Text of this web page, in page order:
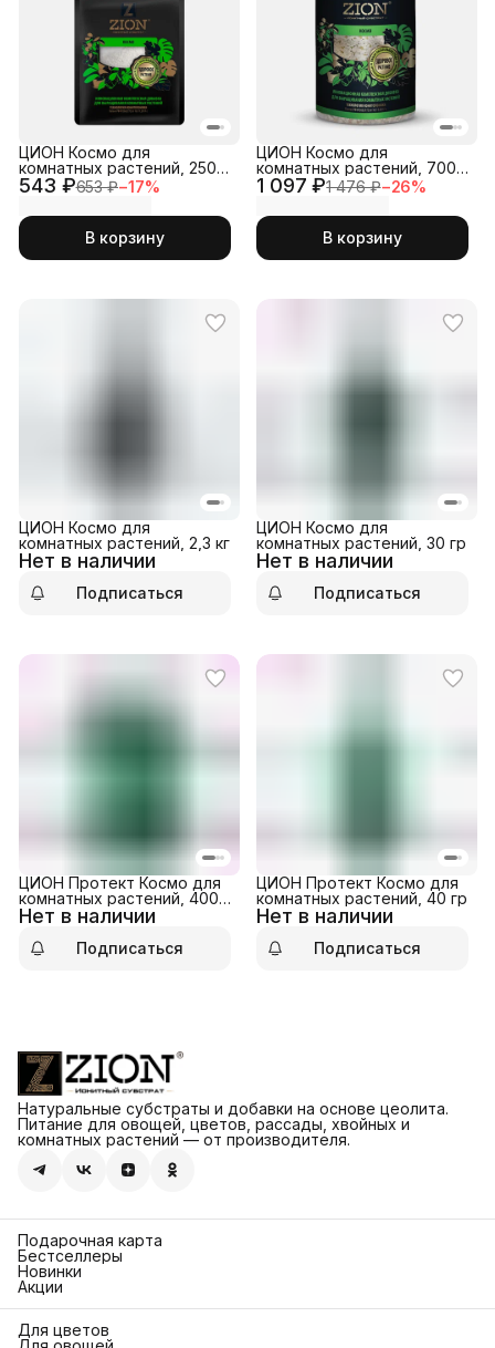
543 ₽653 ₽−17%
ЦИОН Космо для
комнатных растений, 250
гр
В корзину
1 097 ₽1 476 ₽−26%
ЦИОН Космо для
комнатных растений, 700
гр
В корзину
Нет в наличии
ЦИОН Космо для
комнатных растений, 2,3 кг
Подписаться
Нет в наличии
ЦИОН Космо для
комнатных растений, 30 гр
Подписаться
Нет в наличии
ЦИОН Протект Космо для
комнатных растений, 400
гр
Подписаться
Нет в наличии
ЦИОН Протект Космо для
комнатных растений, 40 гр
Подписаться
Натуральные субстраты и добавки на основе цеолита.
Питание для овощей, цветов, рассады, хвойных и
комнатных растений — от производителя.
Подарочная карта
Бестселлеры
Новинки
Акции
Для цветов